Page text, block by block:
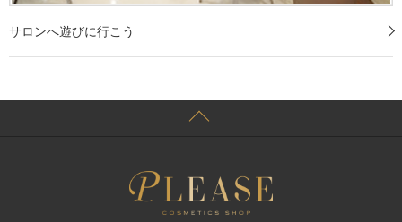
サロンへ遊びに行こう